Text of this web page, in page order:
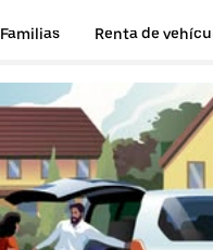
Familias Renta de